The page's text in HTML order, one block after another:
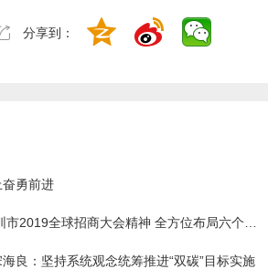
分享到：
勇前进
良：坚持系统观念统筹推进“双碳”目标实施